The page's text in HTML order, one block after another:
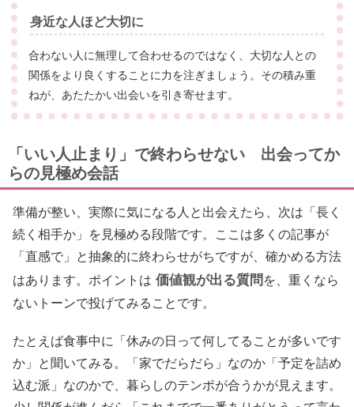
身近な人ほど大切に
合わない人に無理して合わせるのではなく、大切な人との
関係をより良くすることに力を注ぎましょう。その積み重
ねが、あたたかい出会いを引き寄せます。
「いい人止まり」で終わらせない 出会ってか
らの見極め会話
準備が整い、実際に気になる人と出会えたら、次は「長く
続く相手か」を見極める段階です。ここは多くの記事が
「直感で」と抽象的に終わらせがちですが、確かめる方法
はあります。ポイントは 価値観が出る質問 を、重くなら
ないトーンで投げてみることです。
たとえば食事中に「休みの日って何してることが多いです
か」と聞いてみる。「家でだらだら」なのか「予定を詰め
込む派」なのかで、暮らしのテンポが合うかが見えます。